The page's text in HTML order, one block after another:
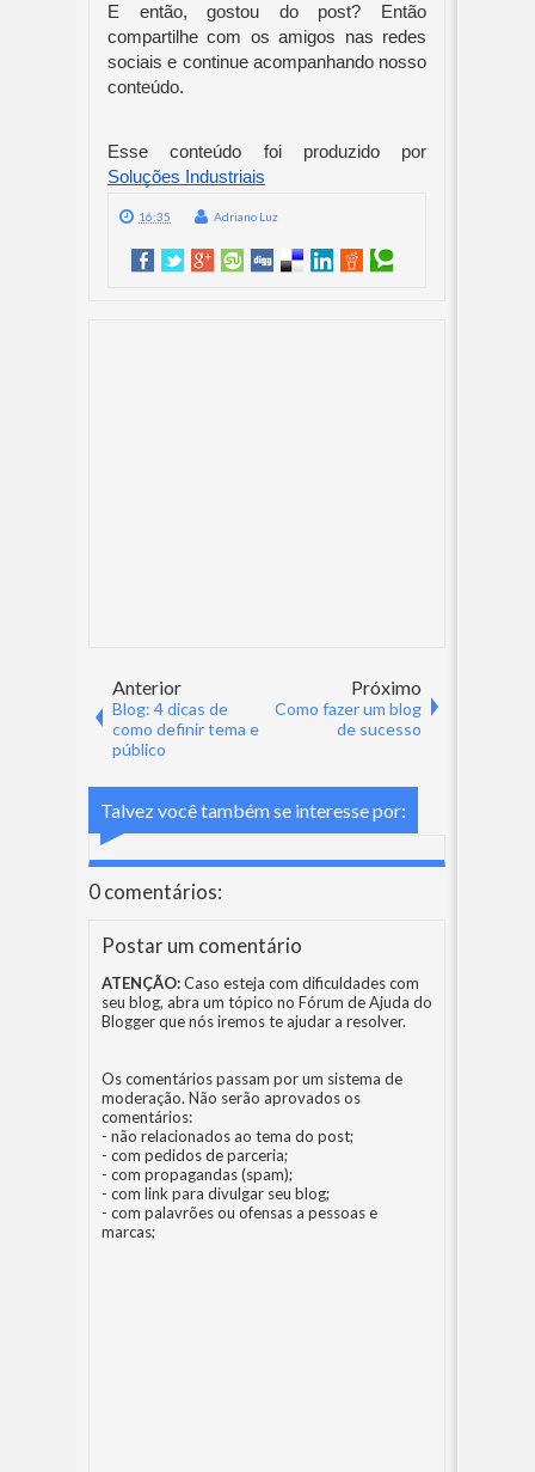
E então, gostou do post? Então
compartilhe com os amigos nas redes
sociais e continue acompanhando nosso
conteúdo.
Soluções Industriais
16:35 Adriano Luz
Anterior
Blog: 4 dicas de
como definir tema e
público
Próximo
Como fazer um blog
de sucesso
Talvez você também se interesse por:
0 comentários:
Postar um comentário
ATENÇÃO:Caso esteja com dificuldades com
seu blog, abra um tópico no Fórum de Ajuda do
Bloggerque nós iremos te ajudar a resolver.
Os comentários passam por um sistema de
moderação. Não serão aprovados os
comentários:
- não relacionados ao tema do post;
- com pedidos de parceria;
- com propagandas (spam);
- com link para divulgar seu blog;
- com palavrões ou ofensas a pessoas e
marcas;